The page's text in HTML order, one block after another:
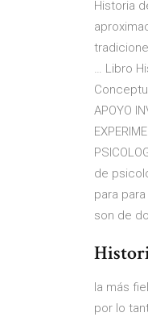
Historia
… Libro
APOYO
de
para
son de
la más
por lo